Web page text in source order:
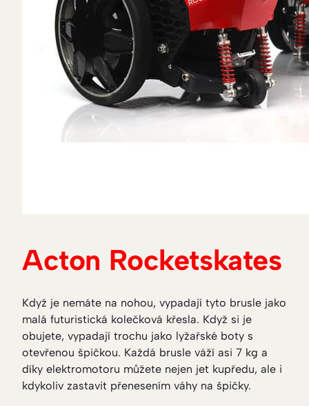
Acton Rocketskates
Když je nemáte na nohou, vypadají tyto brusle jako
malá futuristická kolečková křesla. Když si je
obujete, vypadají trochu jako lyžařské boty s
otevřenou špičkou. Každá brusle váží asi 7 kg a
díky elektromotoru můžete nejen jet kupředu, ale i
kdykoliv zastavit přenesením váhy na špičky.